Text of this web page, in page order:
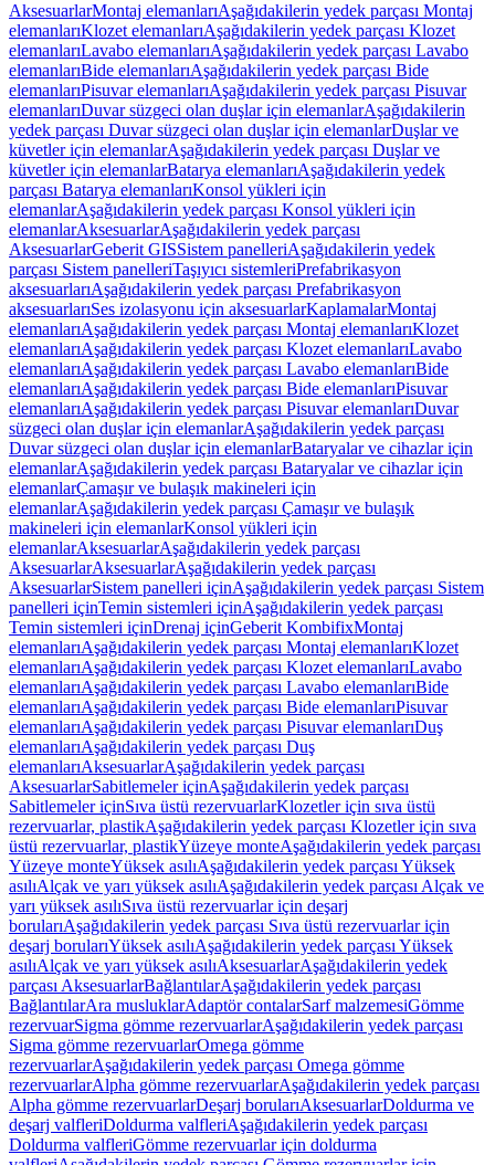
AksesuarlarMontaj elemanlarıAşağıdakilerin yedek parçası Montaj
elemanlarıKlozet elemanlarıAşağıdakilerin yedek parçası Klozet
elemanlarıLavabo elemanlarıAşağıdakilerin yedek parçası Lavabo
elemanlarıBide elemanlarıAşağıdakilerin yedek parçası Bide
elemanlarıPisuvar elemanlarıAşağıdakilerin yedek parçası Pisuvar
elemanlarıDuvar süzgeci olan duşlar için elemanlarAşağıdakilerin
yedek parçası Duvar süzgeci olan duşlar için elemanlarDuşlar ve
küvetler için elemanlarAşağıdakilerin yedek parçası Duşlar ve
küvetler için elemanlarBatarya elemanlarıAşağıdakilerin yedek
parçası Batarya elemanlarıKonsol yükleri için
elemanlarAşağıdakilerin yedek parçası Konsol yükleri için
elemanlarAksesuarlarAşağıdakilerin yedek parçası
AksesuarlarGeberit GISSistem panelleriAşağıdakilerin yedek
parçası Sistem panelleriTaşıyıcı sistemleriPrefabrikasyon
aksesuarlarıAşağıdakilerin yedek parçası Prefabrikasyon
aksesuarlarıSes izolasyonu için aksesuarlarKaplamalarMontaj
elemanlarıAşağıdakilerin yedek parçası Montaj elemanlarıKlozet
elemanlarıAşağıdakilerin yedek parçası Klozet elemanlarıLavabo
elemanlarıAşağıdakilerin yedek parçası Lavabo elemanlarıBide
elemanlarıAşağıdakilerin yedek parçası Bide elemanlarıPisuvar
elemanlarıAşağıdakilerin yedek parçası Pisuvar elemanlarıDuvar
süzgeci olan duşlar için elemanlarAşağıdakilerin yedek parçası
Duvar süzgeci olan duşlar için elemanlarBataryalar ve cihazlar için
elemanlarAşağıdakilerin yedek parçası Bataryalar ve cihazlar için
elemanlarÇamaşır ve bulaşık makineleri için
elemanlarAşağıdakilerin yedek parçası Çamaşır ve bulaşık
makineleri için elemanlarKonsol yükleri için
elemanlarAksesuarlarAşağıdakilerin yedek parçası
AksesuarlarAksesuarlarAşağıdakilerin yedek parçası
AksesuarlarSistem panelleri içinAşağıdakilerin yedek parçası Sistem
panelleri içinTemin sistemleri içinAşağıdakilerin yedek parçası
Temin sistemleri içinDrenaj içinGeberit KombifixMontaj
elemanlarıAşağıdakilerin yedek parçası Montaj elemanlarıKlozet
elemanlarıAşağıdakilerin yedek parçası Klozet elemanlarıLavabo
elemanlarıAşağıdakilerin yedek parçası Lavabo elemanlarıBide
elemanlarıAşağıdakilerin yedek parçası Bide elemanlarıPisuvar
elemanlarıAşağıdakilerin yedek parçası Pisuvar elemanlarıDuş
elemanlarıAşağıdakilerin yedek parçası Duş
elemanlarıAksesuarlarAşağıdakilerin yedek parçası
AksesuarlarSabitlemeler içinAşağıdakilerin yedek parçası
Sabitlemeler içinSıva üstü rezervuarlarKlozetler için sıva üstü
rezervuarlar, plastikAşağıdakilerin yedek parçası Klozetler için sıva
üstü rezervuarlar, plastikYüzeye monteAşağıdakilerin yedek parçası
Yüzeye monteYüksek asılıAşağıdakilerin yedek parçası Yüksek
asılıAlçak ve yarı yüksek asılıAşağıdakilerin yedek parçası Alçak ve
yarı yüksek asılıSıva üstü rezervuarlar için deşarj
borularıAşağıdakilerin yedek parçası Sıva üstü rezervuarlar için
deşarj borularıYüksek asılıAşağıdakilerin yedek parçası Yüksek
asılıAlçak ve yarı yüksek asılıAksesuarlarAşağıdakilerin yedek
parçası AksesuarlarBağlantılarAşağıdakilerin yedek parçası
BağlantılarAra musluklarAdaptör contalarSarf malzemesiGömme
rezervuarSigma gömme rezervuarlarAşağıdakilerin yedek parçası
Sigma gömme rezervuarlarOmega gömme
rezervuarlarAşağıdakilerin yedek parçası Omega gömme
rezervuarlarAlpha gömme rezervuarlarAşağıdakilerin yedek parçası
Alpha gömme rezervuarlarDeşarj borularıAksesuarlarDoldurma ve
deşarj valfleriDoldurma valfleriAşağıdakilerin yedek parçası
Doldurma valfleriGömme rezervuarlar için doldurma